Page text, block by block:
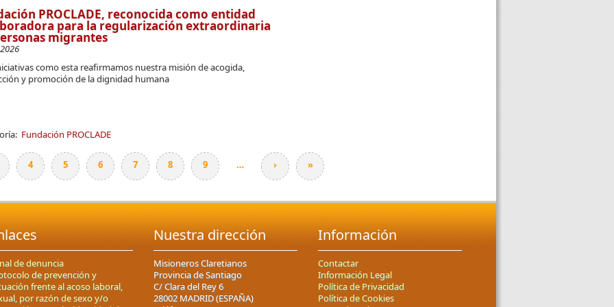
PROCLADE, reconocida como entidad
para la regularización extraordinaria
migrantes
como esta reafirmamos nuestra misión de acogida,
y promoción de la dignidad humana
Fundación PROCLADE
4 5 6 7 8 9 … › »
de denuncia
de prevención y
frente al acoso laboral,
por razón de sexo y/o
Nuestra dirección
Misioneros Claretianos
Provincia de Santiago
C/ Clara del Rey 6
28002 MADRID (ESPAÑA)
Información
Contactar
Información Legal
Política de Privacidad
Política de Cookies